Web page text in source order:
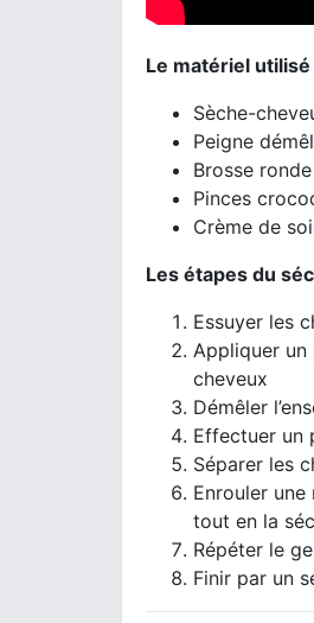
Le matériel utilisé
Sèche-
Peigne
Brosse
Pinces
Crème de
Les étapes du
Essuyer les
Appliquer un
cheveux
Démêler
Effectuer un
Séparer les
Enrouler
tout en la
Répéter le
Finir par un